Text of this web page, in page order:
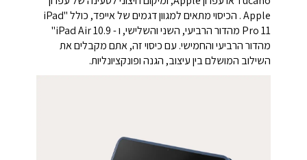
Apple . הכיסוי מתאים למגוון דגמים של אייפד, כולל "iPad
Pro 11 מהדור הרביעי, השני והשלישי, ו - iPad Air 10.9"
מהדור הרביעי והחמישי. עם כיסוי זה, אתם מקבלים את
השילוב המושלם בין עיצוב, הגנה ופונקציונליות.